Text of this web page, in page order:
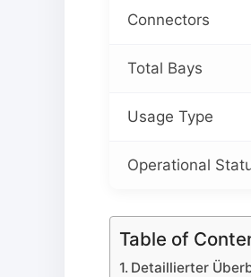
Connectors
Total Bays
Usage Type
Operational
Table of
Detaillierter